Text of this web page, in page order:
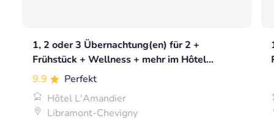
1, 2 oder 3 Übernachtung(en) für 2 +
Frühstück + Wellness + mehr im Hôtel
L'Amandier
9.9
Perfekt
Hôtel L'Amandier
Libramont-Chevigny